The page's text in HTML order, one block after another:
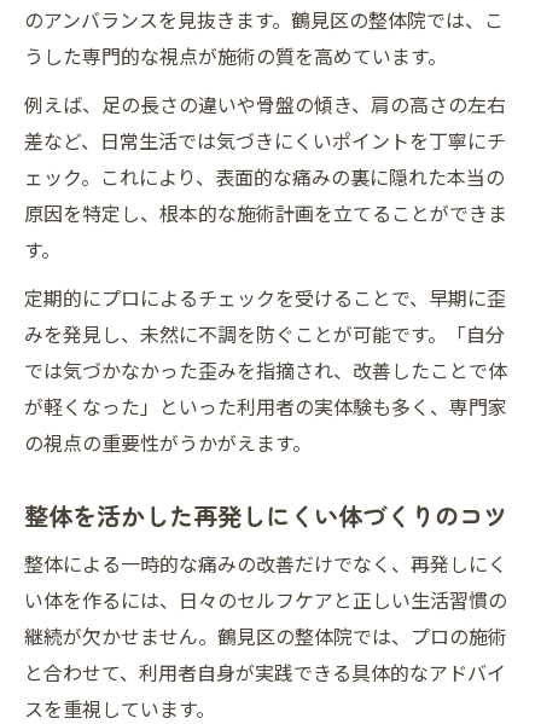
のアンバランスを見抜きます。鶴見区の整体院では、こ
うした専門的な視点が施術の質を高めています。
例えば、足の長さの違いや骨盤の傾き、肩の高さの左右
差など、日常生活では気づきにくいポイントを丁寧にチ
ェック。これにより、表面的な痛みの裏に隠れた本当の
原因を特定し、根本的な施術計画を立てることができま
す。
定期的にプロによるチェックを受けることで、早期に歪
みを発見し、未然に不調を防ぐことが可能です。「自分
では気づかなかった歪みを指摘され、改善したことで体
が軽くなった」といった利用者の実体験も多く、専門家
の視点の重要性がうかがえます。
整体を活かした再発しにくい体づくりのコツ
整体による一時的な痛みの改善だけでなく、再発しにく
い体を作るには、日々のセルフケアと正しい生活習慣の
継続が欠かせません。鶴見区の整体院では、プロの施術
と合わせて、利用者自身が実践できる具体的なアドバイ
スを重視しています。